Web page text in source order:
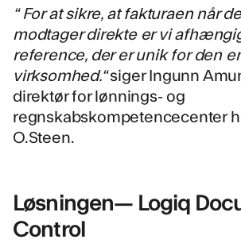
“ For at sikre, at fakturaen når
modtager direkte er vi
reference, der er unik for den
virksomhed.“siger Ingunn
direktør for lønnings- og
regnskabskompetencecenter
O.Steen.
Løsningen— Logiq
Control